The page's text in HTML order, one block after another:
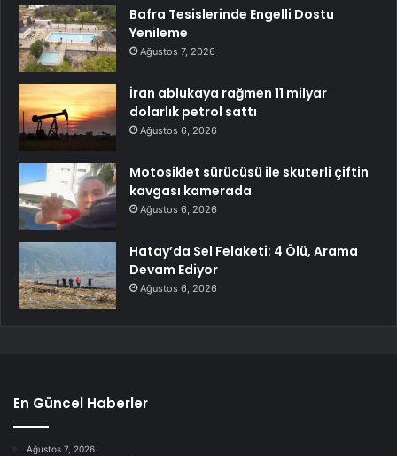
Bafra Tesislerinde Engelli Dostu
Yenileme
Ağustos 7, 2026
İran ablukaya rağmen 11 milyar
dolarlık petrol sattı
Ağustos 6, 2026
Motosiklet sürücüsü ile skuterli çiftin
kavgası kamerada
Ağustos 6, 2026
Hatay’da Sel Felaketi: 4 Ölü, Arama
Devam Ediyor
Ağustos 6, 2026
En Güncel Haberler
Ağustos 7, 2026